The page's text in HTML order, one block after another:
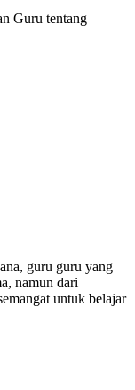
Guru tentang
guru guru yang
namun dari
untuk belajar